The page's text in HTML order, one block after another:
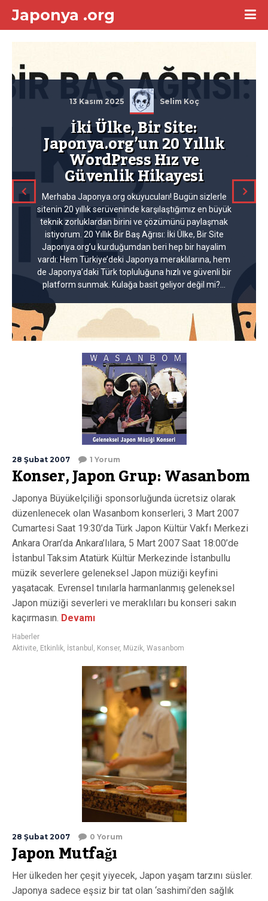
Japonya .org
13 Kasım 2025 Selim Koç
İki Ülke, Bir Site:
Japonya.org’un 20 Yıllık
WordPress Hız ve
Güvenlik Hikayesi
Merhaba Japonya.org okuyucuları! Bugün sizlerle
sitenin 20 yıllık serüveninde karşılaştığımız en büyük
teknik zorluklardan birini ve çözümünü paylaşmak
istiyorum. 20 Yıllık Bir Baş Ağrısı: İki Ülke, Bir Site
Japonya.org’u kurduğumdan beri hep bir hayalim
vardı: Hem Türkiye’deki Japonya meraklılarına, hem
de Japonya’daki Türk topluluğuna hızlı ve güvenli bir
platform sunmak. Kulağa basit geliyor değil mi?...
28 Şubat 2007 1 Yorum
Konser, Japon Grup: Wasanbom
Japonya Büyükelçiliği sponsorluğunda ücretsiz olarak
düzenlenecek olan Wasanbom konserleri, 3 Mart 2007
Cumartesi Saat 19:30’da Türk Japon Kültür Vakfı Merkezi
Ankara Oran’da Ankara’lılara, 5 Mart 2007 Saat 18:00’de
İstanbul Taksim Atatürk Kültür Merkezinde İstanbullu
müzik severlere geleneksel Japon müziği keyfini
yaşatacak. Evrensel tınılarla harmanlanmış geleneksel
Japon müziği severleri ve meraklıları bu konseri sakın
kaçırmasın. Devamı
Haberler
Aktivite, Etkinlik, İstanbul , Konser, Müzik, Wasanbom
28 Şubat 2007 0 Yorum
Japon Mutfağı
Her ülkeden her çeşit yiyecek, Japon yaşam tarzını süsler.
Japonya sadece eşsiz bir tat olan ‘sashimi’den sağlık